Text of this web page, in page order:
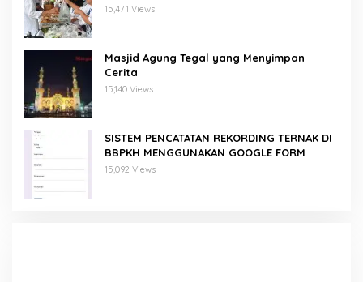
15,471 Views
Masjid Agung Tegal yang Menyimpan
Cerita
15,140 Views
SISTEM PENCATATAN REKORDING TERNAK DI
BBPKH MENGGUNAKAN GOOGLE FORM
15,092 Views